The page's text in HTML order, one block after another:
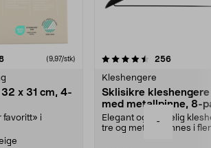
-
anmeldelser(9,97/stk)
x 31 cm, 4-
favoritt» i
256
Kleshengere
Sklisikre
med metallpinne, 8-
Elegant og skikkelig
tre og metall – finnes i
4.5av 5 stjerner